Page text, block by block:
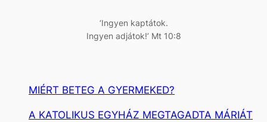
‘Ingyen kaptátok.
Ingyen adjátok!’ Mt 10:8
MIÉRT BETEG A GYERMEKED?
A KATOLIKUS EGYHÁZ MEGTAGADTA MÁRIÁT